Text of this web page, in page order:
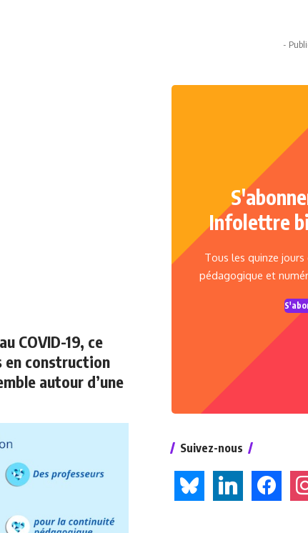
COVID-19, ce
en construction
autour d’une
-
Infolettre
Tous les quinze
pédagogique et
Suivez-nous
bluesky linkedin facebook